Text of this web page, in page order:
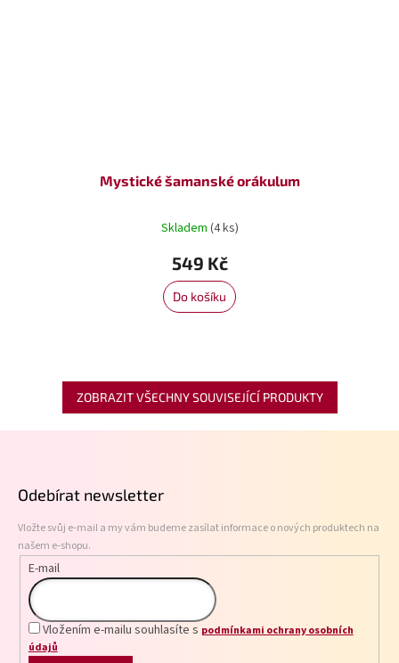
Mystické šamanské orákulum
Skladem (4 ks)
549 Kč
Do košíku
ZOBRAZIT VŠECHNY SOUVISEJÍCÍ PRODUKTY
Odebírat newsletter
Vložte svůj e-mail a my vám budeme zasílat informace o nových produktech na
našem e-shopu.
E-mail
Vložením e-mailu souhlasíte s podmínkami ochrany osobních
údajů